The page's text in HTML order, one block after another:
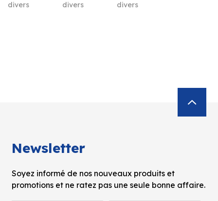
divers
divers
divers
Newsletter
Soyez informé de nos nouveaux produits et
promotions et ne ratez pas une seule bonne affaire.